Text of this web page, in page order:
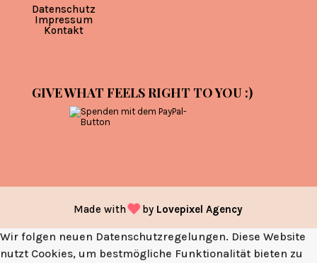
Datenschutz
Impressum
Kontakt
GIVE WHAT FEELS RIGHT TO YOU :)
Made with by Lovepixel Agency
Wir folgen neuen Datenschutzregelungen. Diese Website
nutzt Cookies, um bestmögliche Funktionalität bieten zu